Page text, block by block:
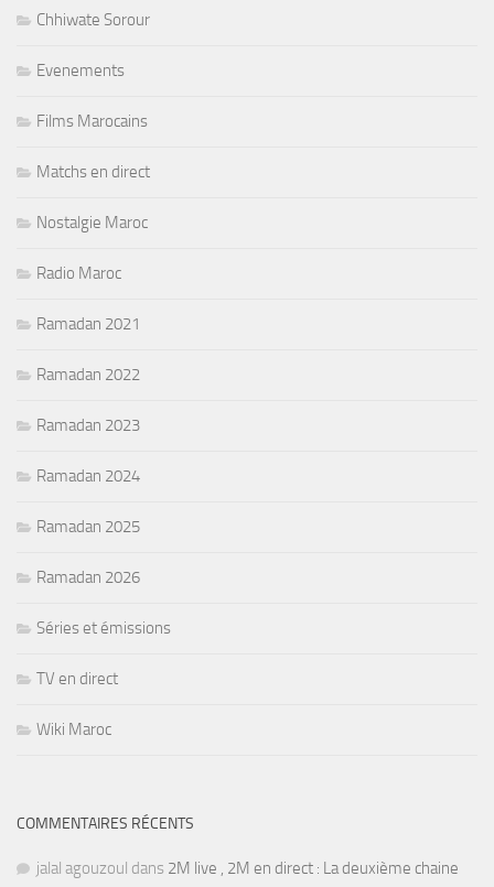
Chhiwate Sorour
Evenements
Films Marocains
Matchs en direct
Nostalgie Maroc
Radio Maroc
Ramadan 2021
Ramadan 2022
Ramadan 2023
Ramadan 2024
Ramadan 2025
Ramadan 2026
Séries et émissions
TV en direct
Wiki Maroc
COMMENTAIRES RÉCENTS
jalal agouzoul dans 2M live , 2M en direct : La deuxième chaine